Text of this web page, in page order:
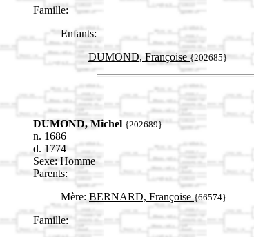
Famille:
Enfants:
DUMOND, Françoise{202685}
DUMOND, Michel {202689}
n. 1686
d. 1774
Sexe: Homme
Parents:
Mère: BERNARD, Françoise {66574}
Famille: